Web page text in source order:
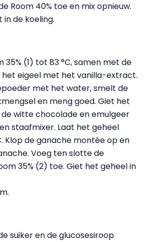
Room 40% toe en mix opnieuw.
de koeling.
35% (1) tot 83 °C, samen met de
het eigeel met het vanilla-extract.
met het water, smelt de
en meng goed. Giet het
witte chocolade en emulgeer
staafmixer. Laat het geheel
Klop de ganache montée op en
Voeg ten slotte de
35% (2) toe. Giet het geheel in
suiker en de glucosesiroop